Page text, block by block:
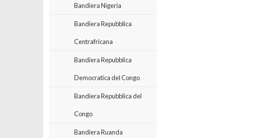
Bandiera Nigeria
Bandiera Repubblica
Centrafricana
Bandiera Repubblica
Democratica del Congo
Bandiera Repubblica del
Congo
Bandiera Ruanda